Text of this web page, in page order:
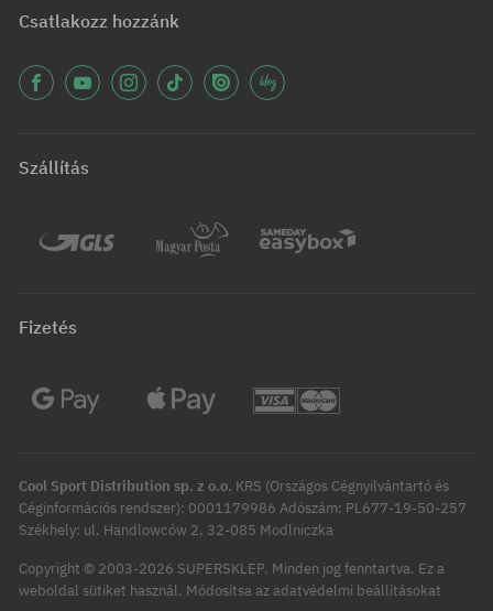
Csatlakozz hozzánk
Szállítás
Fizetés
Cool Sport Distribution sp. z o.o. KRS (Országos Cégnyilvántartó és
Céginformációs rendszer): 0001179986 Adószám: PL677-19-50-257
Székhely: ul. Handlowców 2, 32-085 Modlniczka
Copyright © 2003-2026 SUPERSKLEP. Minden jog fenntartva. Ez a
weboldal sütiket használ. Módosítsa az adatvédelmi beállításokat